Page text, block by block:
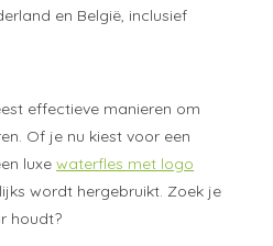
en België, inclusief
effectieve manieren om
Of je nu kiest voor een
luxewaterfles met logo
wordt hergebruikt. Zoek je
houdt?